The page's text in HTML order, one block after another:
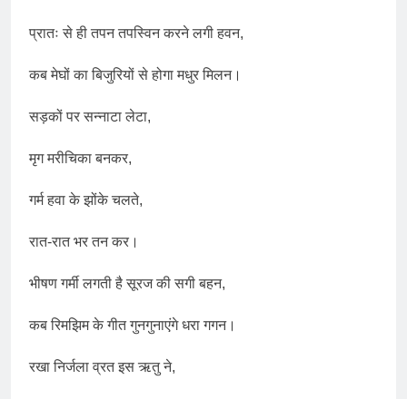
प्रातः से ही तपन तपस्विन करने लगी हवन,
कब मेघों का बिजुरियों से होगा मधुर मिलन।
सड़कों पर सन्नाटा लेटा,
मृग मरीचिका बनकर,
गर्म हवा के झोंके चलते,
रात-रात भर तन कर।
भीषण गर्मी लगती है सूरज की सगी बहन,
कब रिमझिम के गीत गुनगुनाएंगे धरा गगन।
रखा निर्जला व्रत इस ऋतु ने,